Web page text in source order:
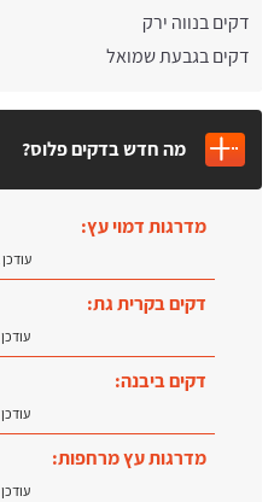
דקים בנווה ירק
דקים בגבעת שמואל
מה חדש בדקים פלוס?
מדרגות דמוי עץ:
דקים בקרית גת:
דקים ביבנה:
מדרגות עץ מרחפות: